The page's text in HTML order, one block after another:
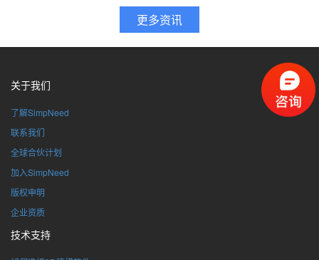
关于我们
了解SimpNeed
联系我们
全球合伙计划
加入SimpNeed
版权申明
企业资质
技术支持